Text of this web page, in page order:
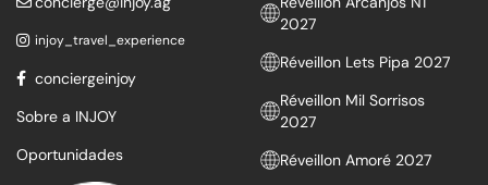
injoy_travel_experience
conciergeinjoy
Sobre a INJOY
Oportunidades
2027
Réveillon Lets Pipa 2027
Réveillon Mil Sorrisos
2027
Réveillon Amoré 2027